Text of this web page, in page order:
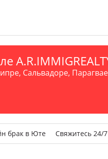
Сальвадоре,
брак в Юте Свяжитесь 24/7